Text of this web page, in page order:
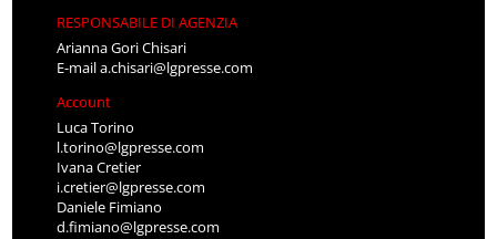
RESPONSABILE DI AGENZIA
Arianna Gori Chisari
E-maila.chisari@lgpresse.com
Account
Luca Torino
l.torino@lgpresse.com
Ivana Cretier
i.cretier@lgpresse.com
Daniele Fimiano
d.fimiano@lgpresse.com